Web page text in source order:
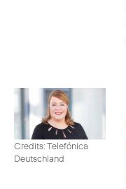
Credits: Telefónica
Deutschland